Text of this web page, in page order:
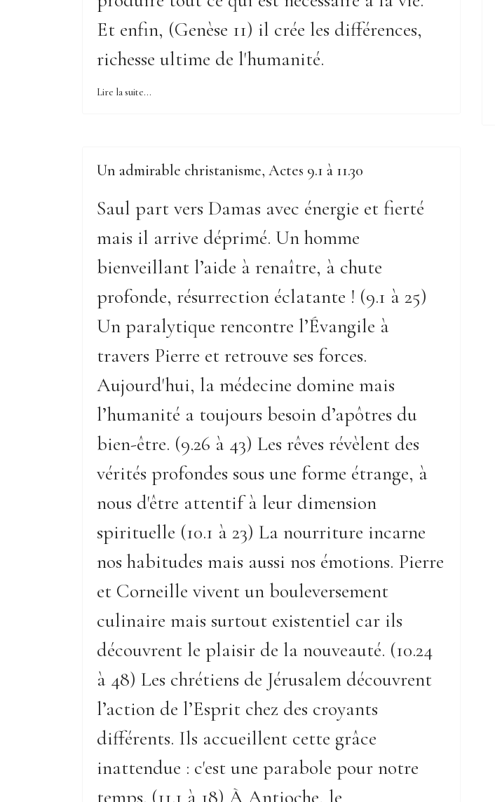
Et enfin, (Genèse 11) il crée les différences,
richesse ultime de l'humanité.
Lire la suite...
Un admirable christanisme, Actes 9.1 à 11.30
Saul part vers Damas avec énergie et fierté
mais il arrive déprimé. Un homme
bienveillant l’aide à renaître, à chute
profonde, résurrection éclatante ! (9.1 à 25)
Un paralytique rencontre l’Évangile à
travers Pierre et retrouve ses forces.
Aujourd'hui, la médecine domine mais
l’humanité a toujours besoin d’apôtres du
bien-être. (9.26 à 43) Les rêves révèlent des
vérités profondes sous une forme étrange, à
nous d'être attentif à leur dimension
spirituelle (10.1 à 23) La nourriture incarne
nos habitudes mais aussi nos émotions. Pierre
et Corneille vivent un bouleversement
culinaire mais surtout existentiel car ils
découvrent le plaisir de la nouveauté. (10.24
à 48) Les chrétiens de Jérusalem découvrent
l’action de l’Esprit chez des croyants
différents. Ils accueillent cette grâce
inattendue : c'est une parabole pour notre
temps. (11.1 à 18) À Antioche, le